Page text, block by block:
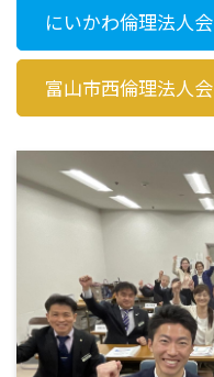
にいかわ倫理法人会
富山市西倫理法人会